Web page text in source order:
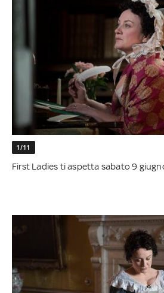
1/11
First Ladies ti aspetta sabato 9